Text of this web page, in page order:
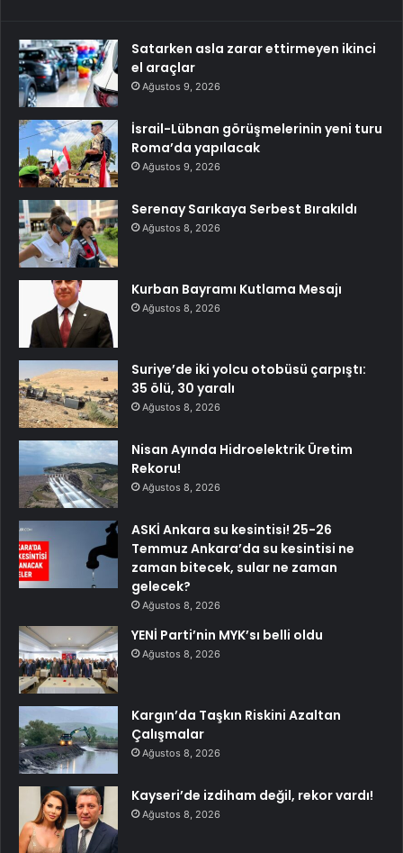
Satarken asla zarar ettirmeyen ikinci
el araçlar
Ağustos 9, 2026
İsrail-Lübnan görüşmelerinin yeni turu
Roma’da yapılacak
Ağustos 9, 2026
Serenay Sarıkaya Serbest Bırakıldı
Ağustos 8, 2026
Kurban Bayramı Kutlama Mesajı
Ağustos 8, 2026
Suriye’de iki yolcu otobüsü çarpıştı:
35 ölü, 30 yaralı
Ağustos 8, 2026
Nisan Ayında Hidroelektrik Üretim
Rekoru!
Ağustos 8, 2026
ASKİ Ankara su kesintisi! 25-26
Temmuz Ankara’da su kesintisi ne
zaman bitecek, sular ne zaman
gelecek?
Ağustos 8, 2026
YENİ Parti’nin MYK’sı belli oldu
Ağustos 8, 2026
Kargın’da Taşkın Riskini Azaltan
Çalışmalar
Ağustos 8, 2026
Kayseri’de izdiham değil, rekor vardı!
Ağustos 8, 2026